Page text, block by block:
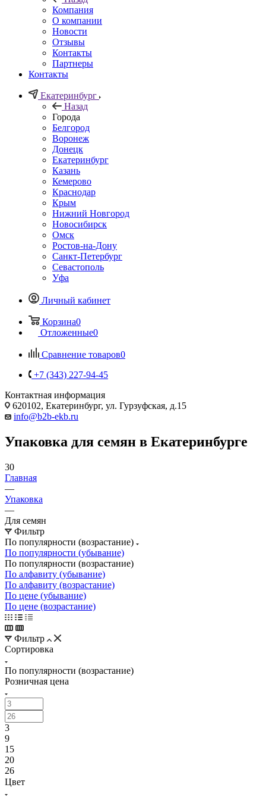
Компания
О компании
Новости
Отзывы
Контакты
Партнеры
Контакты
Екатеринбург
Назад
Города
Белгород
Воронеж
Донецк
Екатеринбург
Казань
Кемерово
Краснодар
Крым
Нижний Новгород
Новосибирск
Омск
Ростов-на-Дону
Санкт-Петербург
Севастополь
Уфа
Личный кабинет
Корзина0
Отложенные0
Сравнение товаров0
+7 (343) 227-94-45
Контактная информация
620102, Екатеринбург, ул. Гурзуфская, д.15
info@b2b-ekb.ru
Упаковка для семян в Екатеринбурге
30
Главная
—
Упаковка
—
Для семян
Фильтр
По популярности (возрастание)
По популярности (убывание)
По популярности (возрастание)
По алфавиту (убывание)
По алфавиту (возрастание)
По цене (убывание)
По цене (возрастание)
Фильтр
Сортировка
По популярности (возрастание)
Розничная цена
3
9
15
20
26
Цвет